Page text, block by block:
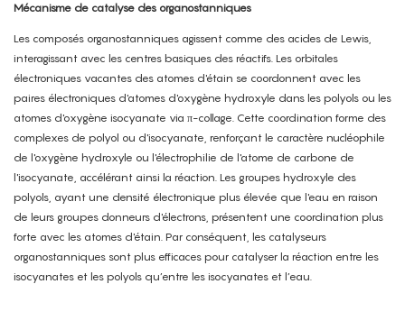
Mécanisme de catalyse des organostanniques
Les composés organostanniques agissent comme des acides de Lewis,
interagissant avec les centres basiques des réactifs. Les orbitales
électroniques vacantes des atomes d'étain se coordonnent avec les
paires électroniques d'atomes d'oxygène hydroxyle dans les polyols ou les
atomes d'oxygène isocyanate via π-collage. Cette coordination forme des
complexes de polyol ou d'isocyanate, renforçant le caractère nucléophile
de l'oxygène hydroxyle ou l'électrophilie de l'atome de carbone de
l'isocyanate, accélérant ainsi la réaction. Les groupes hydroxyle des
polyols, ayant une densité électronique plus élevée que l'eau en raison
de leurs groupes donneurs d'électrons, présentent une coordination plus
forte avec les atomes d'étain. Par conséquent, les catalyseurs
organostanniques sont plus efficaces pour catalyser la réaction entre les
isocyanates et les polyols qu’entre les isocyanates et l’eau.